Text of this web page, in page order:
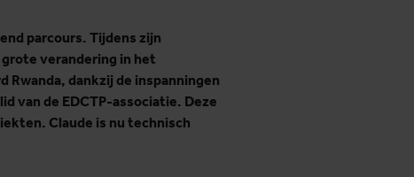
parcours. Tijdens zijn
verandering in het
dankzij de inspanningen
van de EDCTP-associatie. Deze
Claude is nu technisch